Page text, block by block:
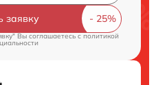
заявку
Вы соглашаетесь cполитикой